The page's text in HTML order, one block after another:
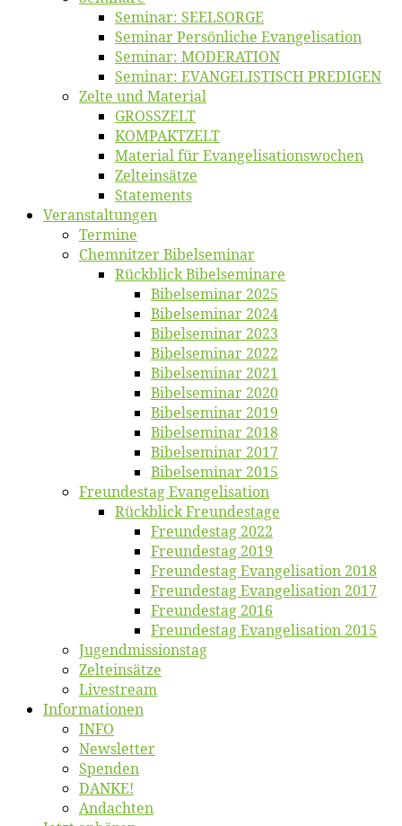
Se­mi­nar: SEELSORGE
Se­mi­nar Per­sön­li­che Evangelisation
Se­mi­nar: MODERATION
Se­mi­nar: EVANGELISTISCH PREDIGEN
Zel­te und Material
GROSSZELT
KOMPAKTZELT
Ma­te­ri­al für Evangelisationswochen
Zelt­ein­sät­ze
State­ments
Ver­an­stal­tun­gen
Ter­mi­ne
Chemnit­zer Bibelseminar
Rück­blick Bibelseminare
Bi­bel­se­mi­nar 2025
Bi­bel­se­mi­nar 2024
Bi­bel­se­mi­nar 2023
Bi­bel­se­mi­nar 2022
Bi­bel­se­mi­nar 2021
Bi­bel­se­mi­nar 2020
Bi­bel­se­mi­nar 2019
Bi­bel­se­mi­nar 2018
Bibelsemi­nar 2017
Bibelsemi­nar 2015
Freun­des­tag Evangelisation
Rück­blick Freundestage
Freun­des­tag 2022
Freun­des­tag 2019
Freun­des­tag Evan­ge­li­sa­ti­on 2018
Freun­des­tag Evan­ge­li­sa­ti­on 2017
Freun­des­tag 2016
Freun­des­tag Evan­ge­li­sa­ti­on 2015
Jugend­mis­sions­tag
Zelt­ein­sät­ze
Live­stream
Informatio­nen
INFO
News­let­ter
Spen­den
DANKE!
An­dach­ten